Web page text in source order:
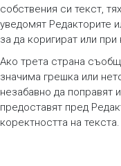
собствения си текст,
уведомят Редакторите
за да коригират или при
Ако трета страна
значима грешка или
незабавно да поправят
предоставят пред
коректността на текста.